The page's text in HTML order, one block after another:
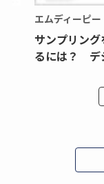
エムディーピー
サンプリン
るには？ デ